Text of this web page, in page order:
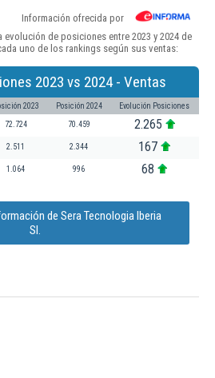
Información ofrecida por
de posiciones entre 2023 y 2024 de
uno de los rankings según sus ventas:
2023 vs 2024 - Ventas
2023 Posición 2024 Evolución Posiciones
72.724 70.459 2.265
2.511 2.344 167
1.064 996 68
de Sera Tecnologia Iberia
Sl.